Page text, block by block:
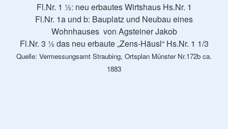
Fl.Nr. 1 ½: neu erbautes Wirtshaus Hs.Nr. 1
Fl.Nr. 1a und b: Bauplatz und Neubau eines
Wohnhauses von Agsteiner Jakob
Fl.Nr. 3 ½ das neu erbaute „Zens-Häusl“ Hs.Nr. 1 1/3
Quelle: Vermessungsamt Straubing, Ortsplan Münster Nr.172b ca.
1883